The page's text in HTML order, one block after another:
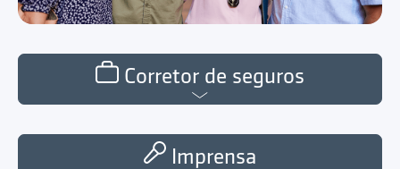
Corretor de seguros
Imprensa